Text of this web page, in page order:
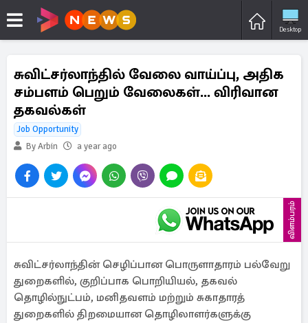
Desktop
சுவிட்சர்லாந்தில் வேலை வாய்ப்பு, அதிக
சம்பளம் பெறும் வேலைகள்... விரிவான
தகவல்கள்
Job Opportunity
By Arbin
a year ago
விளம்பரம்
சுவிட்சர்லாந்தின் செழிப்பான பொருளாதாரம் பல்வேறு
துறைகளில், குறிப்பாக பொறியியல், தகவல்
தொழில்நுட்பம், மனிதவளம் மற்றும் சுகாதாரத்
துறைகளில் திறமையான தொழிலாளர்களுக்கு